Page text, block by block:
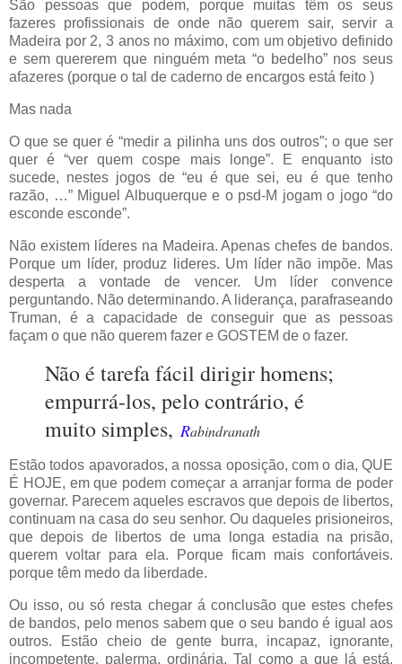
São pessoas que podem, porque muitas têm os seus
fazeres profissionais de onde não querem sair, servir a
Madeira por 2, 3 anos no máximo, com um objetivo definido
e sem quererem que ninguém meta “o bedelho” nos seus
afazeres (porque o tal de caderno de encargos está feito )
Mas nada
O que se quer é “medir a pilinha uns dos outros”; o que ser
quer é “ver quem cospe mais longe”. E enquanto isto
sucede, nestes jogos de “eu é que sei, eu é que tenho
razão, …” Miguel Albuquerque e o psd-M jogam o jogo “do
esconde esconde”.
Não existem líderes na Madeira. Apenas chefes de bandos.
Porque um líder, produz lideres. Um líder não impõe. Mas
desperta a vontade de vencer. Um líder convence
perguntando. Não determinando. A liderança, parafraseando
Truman, é a capacidade de conseguir que as pessoas
façam o que não querem fazer e GOSTEM de o fazer.
Não é tarefa fácil dirigir homens;
empurrá-los, pelo contrário, é
muito simples, Rabindranath
Estão todos apavorados, a nossa oposição, com o dia, QUE
É HOJE, em que podem começar a arranjar forma de poder
governar. Parecem aqueles escravos que depois de libertos,
continuam na casa do seu senhor. Ou daqueles prisioneiros,
que depois de libertos de uma longa estadia na prisão,
querem voltar para ela. Porque ficam mais confortáveis.
porque têm medo da liberdade.
Ou isso, ou só resta chegar á conclusão que estes chefes
de bandos, pelo menos sabem que o seu bando é igual aos
outros. Estão cheio de gente burra, incapaz, ignorante,
incompetente, palerma, ordinária. Tal como a que lá está.